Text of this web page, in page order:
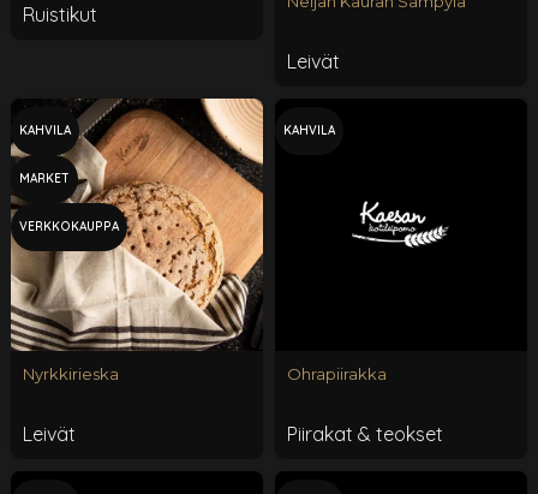
Ruistikut
Leivät
KAHVILA
MARKET
VERKKOKAUPPA
Nyrkkirieska
Leivät
KAHVILA
Ohrapiirakka
Piirakat & teokset